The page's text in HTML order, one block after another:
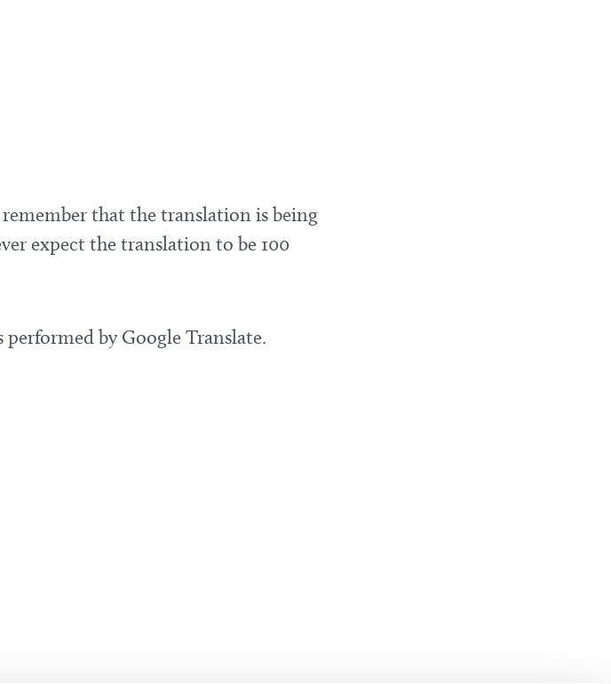
that the translation is being
expect the translation to be 100
by Google Translate.